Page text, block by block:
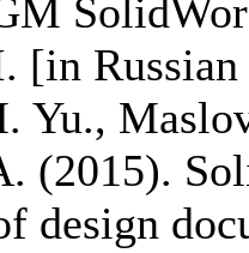
[in Russian
Yu.,
(2015).
design